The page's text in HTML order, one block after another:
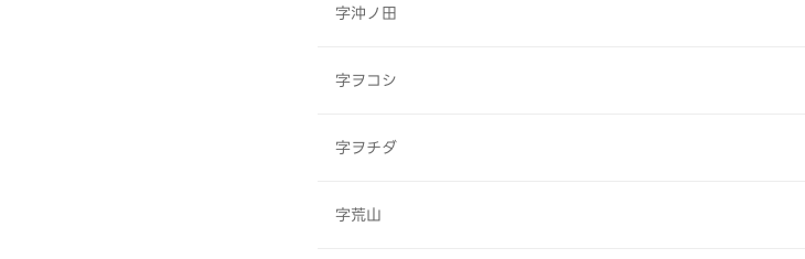
字沖ノ田
字ヲコシ
字ヲチダ
字荒山